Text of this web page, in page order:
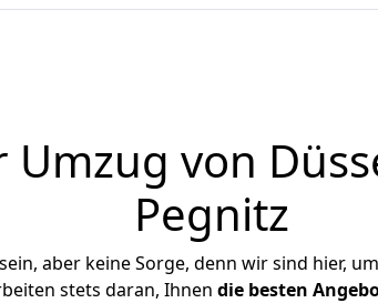
von
Pegnitz
aber keine Sorge, denn wir sind hier,
stets daran, Ihnen die besten